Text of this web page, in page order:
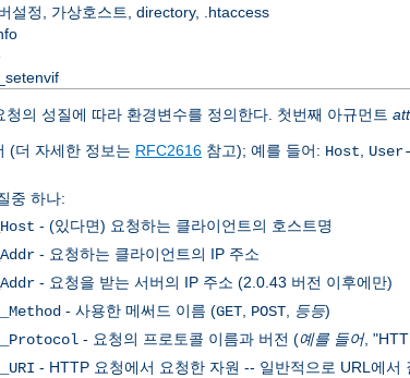
설정, 가상호스트, directory, .htaccess
청의 성질에 따라 환경변수를 정의한다. 첫번째 아규먼트
(더 자세한 정보는 RFC2616 참고); 예를 들어: Host
중 하나:
- (있다면) 요청하는 클라이언트의 호스트명
- 요청하는 클라이언트의 IP 주소
- 요청을 받는 서버의 IP 주소 (2.0.43 버전 이후에만)
- 사용한 메써드 이름 (GET POST 등등)
- 요청의 프로토콜 이름과 버전 (예를 들어,
- HTTP 요청에서 요청한 자원 -- 일반적으로 URL에